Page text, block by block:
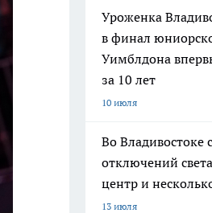
Уроженка
в финал
Уимблдона
за 10 лет
10 июля
Во Владивостоке
отключений
центр и
13 июля